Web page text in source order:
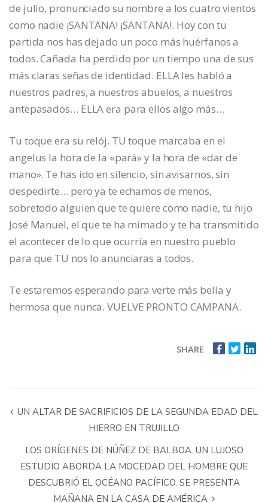
de julio, pronunciado su nombre a los cuatro vientos
como nadie ¡SANTANA! ¡SANTANA!. Hoy con tu
partida nos has dejado un poco más huérfanos a
todos. Cañada ha perdido por un tiempo una de sus
más claras señas de identidad. ELLA les habló a
nuestros padres, a nuestros abuelos, a nuestros
antepasados… ELLA era para ellos algo más…
Tu toque era su relój. TU toque marcaba en el
angelus la hora de la «pará» y la hora de «dar de
mano». Te has ido en silencio, sin avisarnos, sin
despedirte… pero ya te echamos de menos,
sobretodo alguien que te quiere como nadie, tu hijo
José Manuel, el que te ha mimado y te ha transmitido
el acontecer de lo que ocurría en nuestro pueblo
para que TU nos lo anunciaras a todos.
Te estaremos esperando para verte más bella y
hermosa que nunca. VUELVE PRONTO CAMPANA.
SHARE
UN ALTAR DE SACRIFICIOS DE LA SEGUNDA EDAD DEL
HIERRO EN TRUJILLO
LOS ORÍGENES DE NÚÑEZ DE BALBOA. UN LUJOSO
ESTUDIO ABORDA LA MOCEDAD DEL HOMBRE QUE
DESCUBRIÓ EL OCÉANO PACÍFICO. SE PRESENTA
MAÑANA EN LA CASA DE AMÉRICA